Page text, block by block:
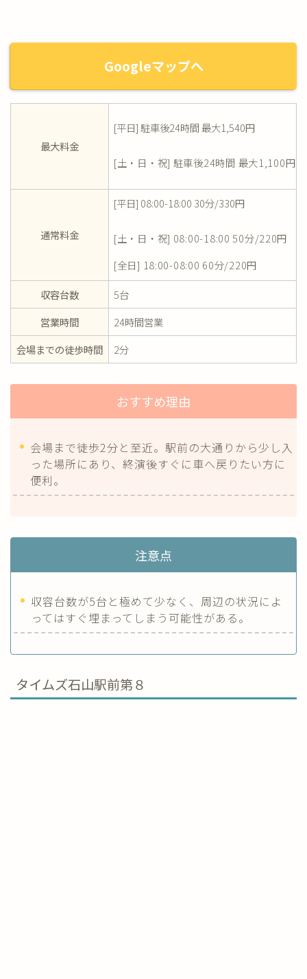
Googleマップへ
最大料金
[平日] 駐車後24時間 最大1,540円
[土・日・祝] 駐車後24時間 最大1,100円
通常料金
[平日] 08:00-18:00 30分/330円
[土・日・祝] 08:00-18:00 50分/220円
[全日] 18:00-08:00 60分/220円
収容台数
5台
営業時間
24時間営業
会場までの徒歩時間
2分
おすすめ理由
会場まで徒歩2分と至近。駅前の大通りから少し入
った場所にあり、終演後すぐに車へ戻りたい方に
便利。
注意点
収容台数が5台と極めて少なく、周辺の状況によ
ってはすぐ埋まってしまう可能性がある。
タイムズ石山駅前第８